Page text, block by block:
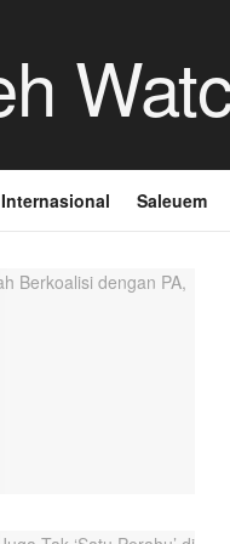
Internasional Saleuem